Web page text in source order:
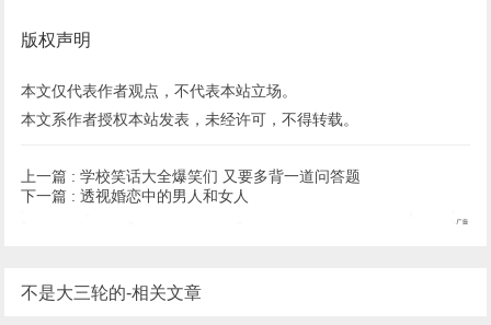
版权声明
本文仅代表作者观点，不代表本站立场。
本文系作者授权本站发表，未经许可，不得转载。
上一篇 : 学校笑话大全爆笑们 又要多背一道问答题
下一篇 : 透视婚恋中的男人和女人
不是大三轮的-相关文章